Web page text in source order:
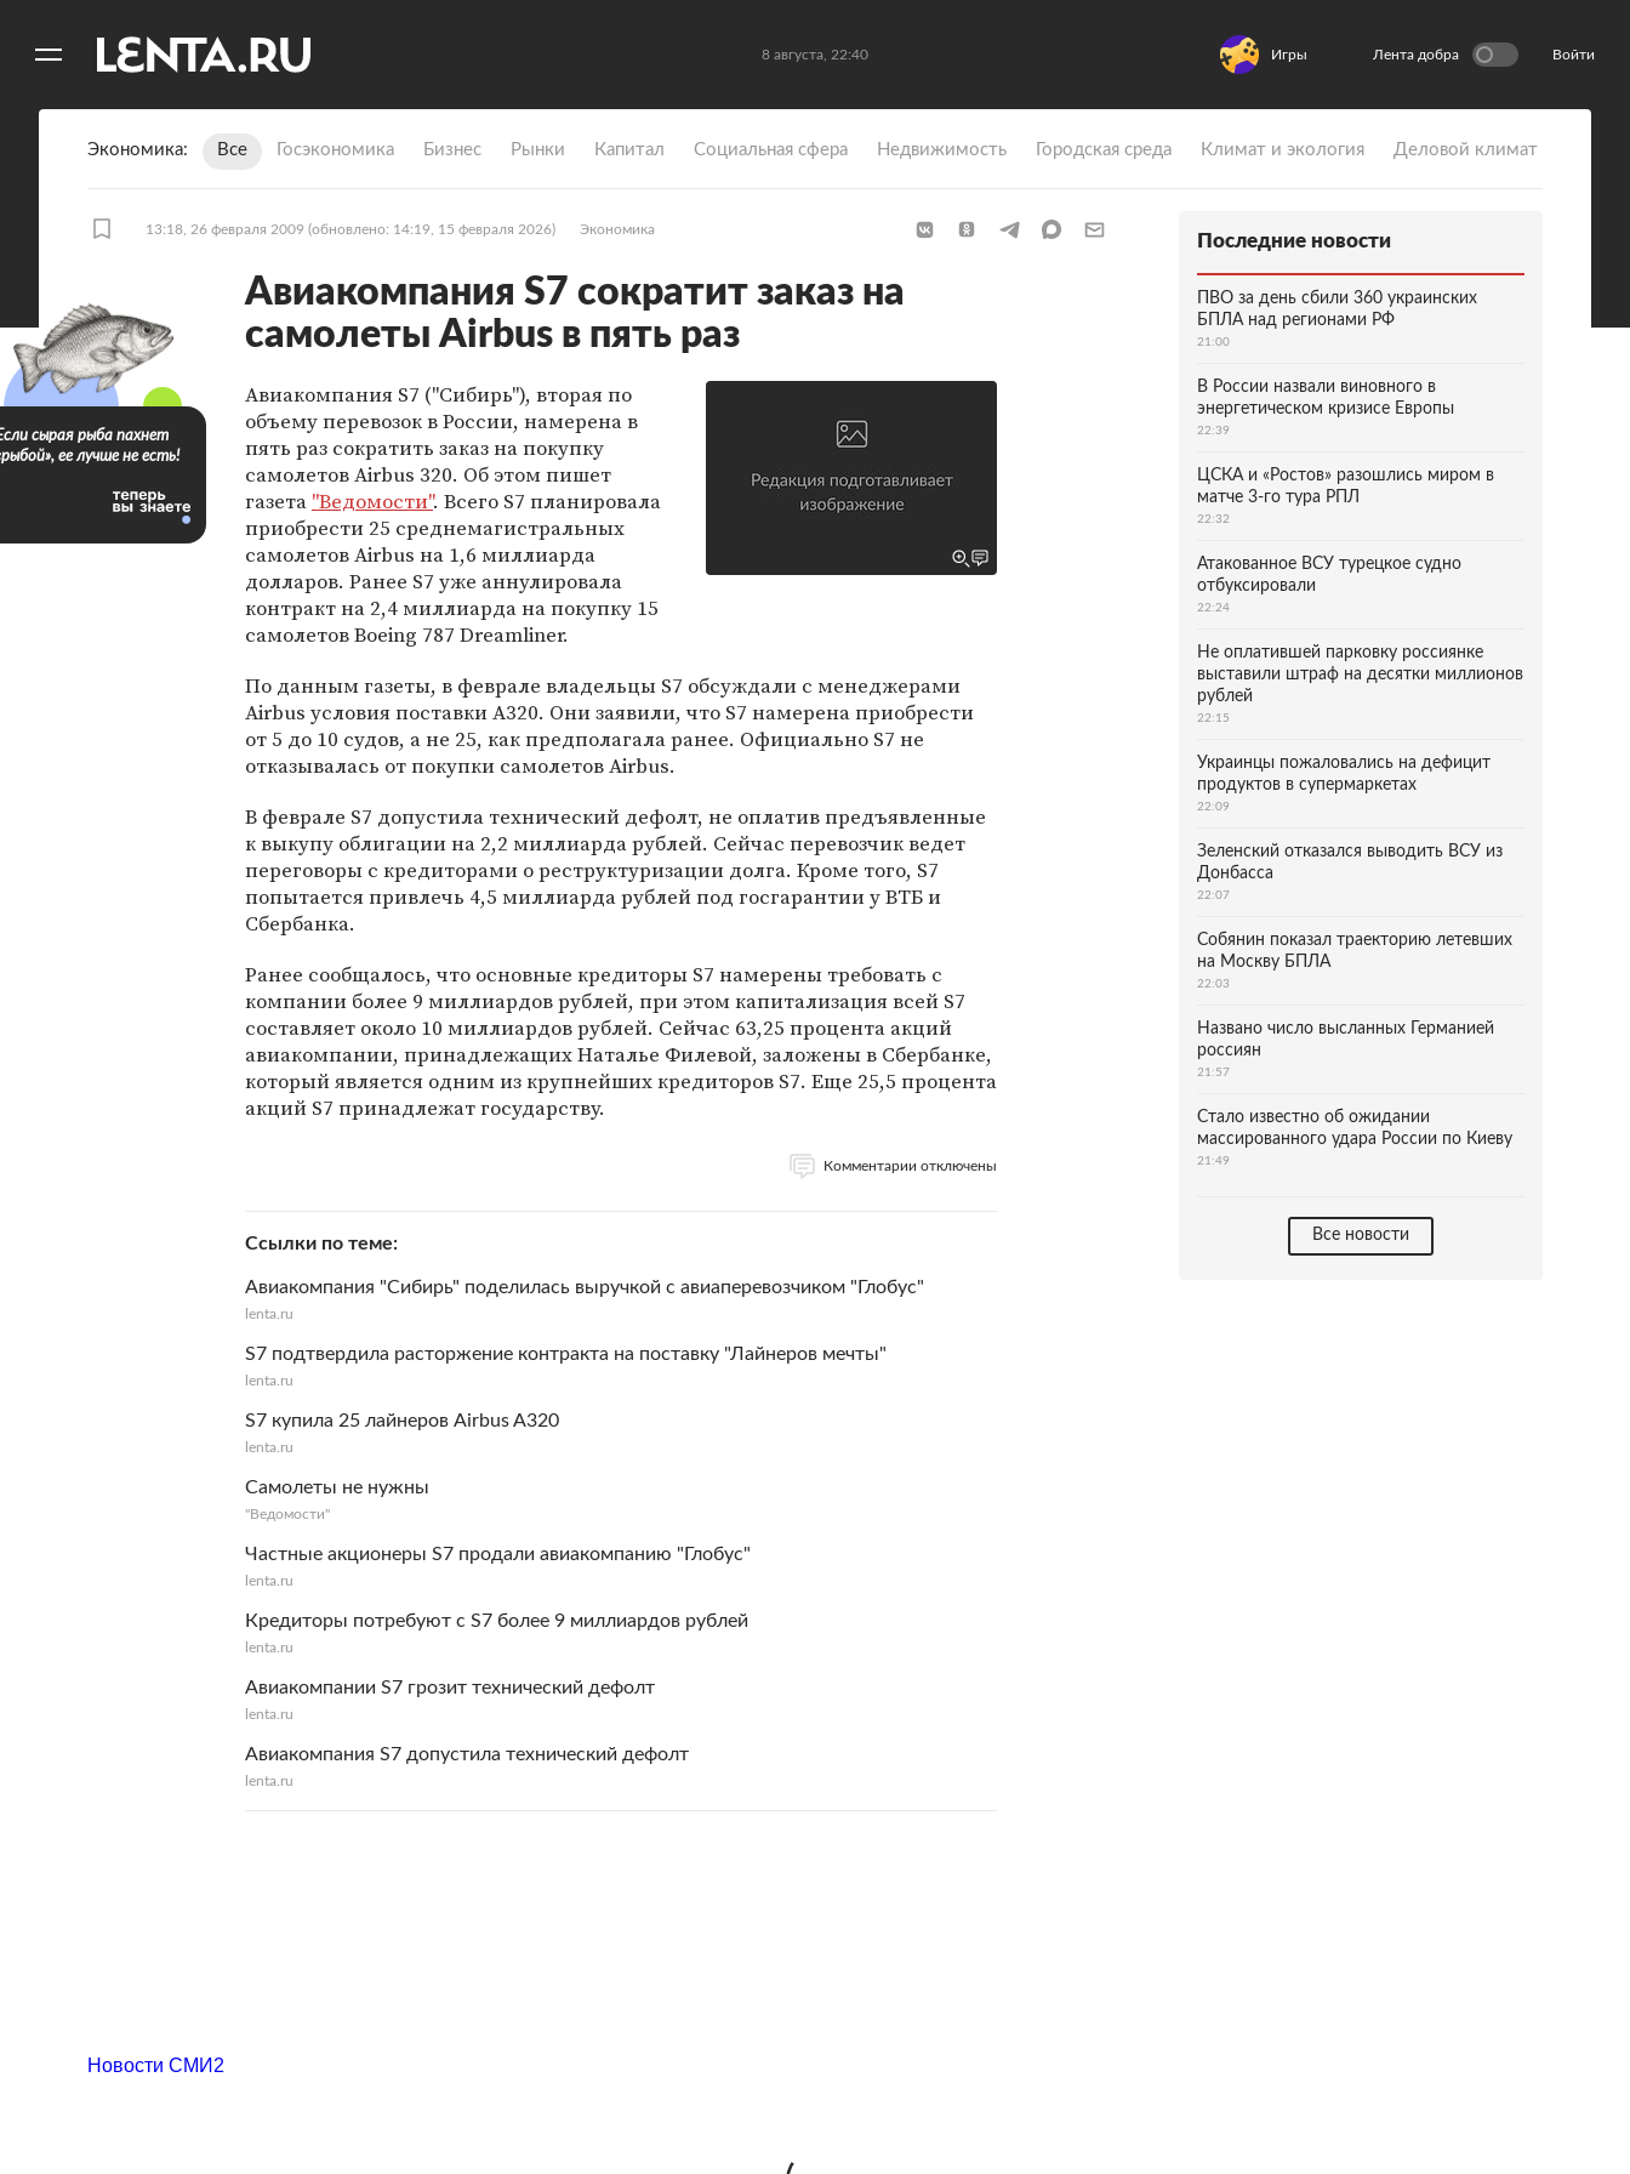
8 августа, 22:40 Игры Лента добра Войти
Экономика Все Госэкономика Бизнес Рынки Капитал Социальная сфера Недвижимость Городская среда Климат и экология Деловой климат
13:18, 26 февраля 2009 (обновлено: 14:19, 15 февраля 2026) Экономика
Авиакомпания S7 сократит заказ на
самолеты Airbus в пять раз
Авиакомпания S7 ("Сибирь"), вторая по
объему перевозок в России, намерена в
пять раз сократить заказ на покупку
самолетов Airbus 320. Об этом пишет
газета "Ведомости". Всего S7 планировала
приобрести 25 среднемагистральных
самолетов Airbus на 1,6 миллиарда
долларов. Ранее S7 уже аннулировала
контракт на 2,4 миллиарда на покупку 15
самолетов Boeing 787 Dreamliner.
По данным газеты, в феврале владельцы S7 обсуждали с менеджерами
Airbus условия поставки А320. Они заявили, что S7 намерена приобрести
от 5 до 10 судов, а не 25, как предполагала ранее. Официально S7 не
отказывалась от покупки самолетов Airbus.
В феврале S7 допустила технический дефолт, не оплатив предъявленные
к выкупу облигации на 2,2 миллиарда рублей. Сейчас перевозчик ведет
переговоры с кредиторами о реструктуризации долга. Кроме того, S7
попытается привлечь 4,5 миллиарда рублей под госгарантии у ВТБ и
Сбербанка.
Ранее сообщалось, что основные кредиторы S7 намерены требовать с
компании более 9 миллиардов рублей, при этом капитализация всей S7
составляет около 10 миллиардов рублей. Сейчас 63,25 процента акций
авиакомпании, принадлежащих Наталье Филевой, заложены в Сбербанке,
который является одним из крупнейших кредиторов S7. Еще 25,5 процента
акций S7 принадлежат государству.
Комментарии отключены
Ссылки по теме
Авиакомпания "Сибирь" поделилась выручкой с авиаперевозчиком "Глобус"
lenta.ru
S7 подтвердила расторжение контракта на поставку "Лайнеров мечты"
lenta.ru
S7 купила 25 лайнеров Airbus A320
lenta.ru
Самолеты не нужны
"Ведомости"
Частные акционеры S7 продали авиакомпанию "Глобус"
lenta.ru
Кредиторы потребуют с S7 более 9 миллиардов рублей
lenta.ru
Авиакомпании S7 грозит технический дефолт
lenta.ru
Авиакомпания S7 допустила технический дефолт
lenta.ru
сырая рыба пахнет
ее лучше не есть!
Последние новости
ПВО за день сбили 360 украинских
БПЛА над регионами РФ
21:00
В России назвали виновного в
энергетическом кризисе Европы
22:39
ЦСКА и «Ростов» разошлись миром в
матче 3-го тура РПЛ
22:32
Атакованное ВСУ турецкое судно
отбуксировали
22:24
Не оплатившей парковку россиянке
выставили штраф на десятки миллионов
рублей
22:15
Украинцы пожаловались на дефицит
продуктов в супермаркетах
22:09
Зеленский отказался выводить ВСУ из
Донбасса
22:07
Собянин показал траекторию летевших
на Москву БПЛА
22:03
Названо число высланных Германией
россиян
21:57
Стало известно об ожидании
массированного удара России по Киеву
21:49
Все новости
Новости СМИ2